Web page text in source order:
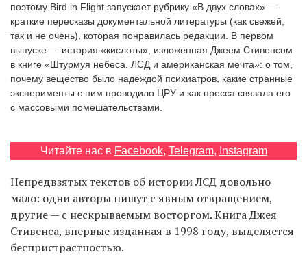
EN
UA
поэтому Bird in Flight запускает рубрику «В двух словах» —
краткие пересказы документальной литературы (как свежей,
так и не очень), которая понравилась редакции. В первом
выпуске — история «кислоты», изложенная Джеем Стивенсом
в книге «Штурмуя небеса. ЛСД и американская мечта»: о том,
почему вещество было надеждой психиатров, какие странные
эксперименты с ним проводило ЦРУ и как пресса связала его
с массовыми помешательствами.
Читайте нас в Facebook, Telegram, Instagram
Непредвзятых текстов об истории ЛСД довольно
мало: одни авторы пишут с явным отвращением,
другие — с нескрываемым восторгом. Книга Джея
Стивенса, впервые изданная в 1998 году, выделяется
беспристрастностью.